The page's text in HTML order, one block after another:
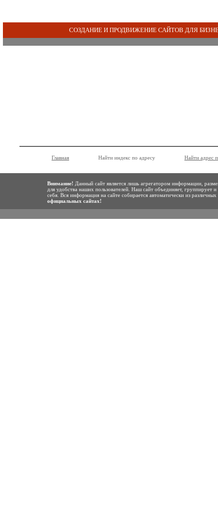
СОЗДАНИЕ И ПРОДВИЖЕНИЕ САЙТОВ ДЛЯ
Главная Найти индекс по адресу Найти адрес
Внимание! Данный сайт является лишь агрегатором информации,
для удобства наших пользователей. Наш сайт объединяет,
себя. Вся информация на сайте собирается автоматически из
официальных сайтах!